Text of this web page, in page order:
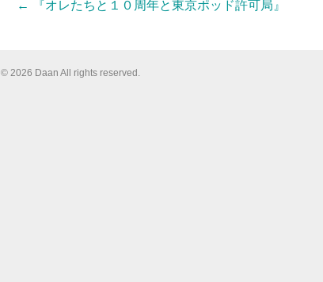
投
稿
← 『オレたちと１０周年と東京ポッド許可局』
© 2026 Daan All rights reserved.